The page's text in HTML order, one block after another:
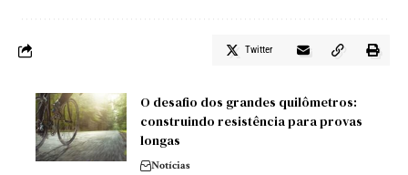
Twitter
O desafio dos grandes quilômetros:
construindo resistência para provas
longas
Notícias